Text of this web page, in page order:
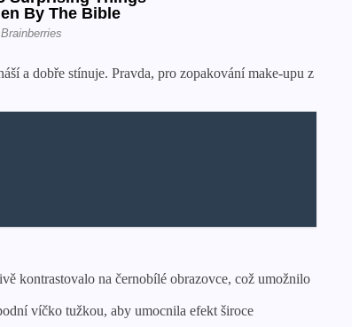
a dobře stínuje. Pravda, pro zopakování make-upu z
kontrastovalo na černobílé obrazovce, což umožnilo
víčko tužkou, aby umocnila efekt široce